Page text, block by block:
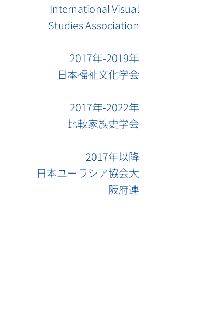
International Visual
Studies Association
2017年-2019年
日本福祉文化学会
2017年-2022年
比較家族史学会
2017年以降
日本ユーラシア協会大
阪府連